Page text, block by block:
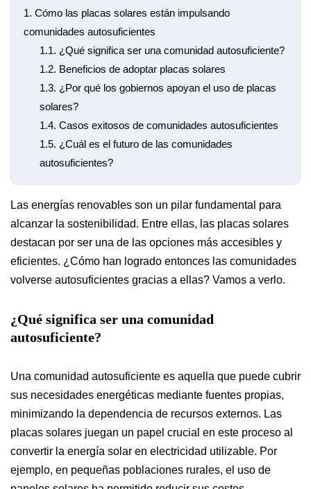
1. Cómo las placas solares están impulsando
comunidades autosuficientes
1.1. ¿Qué significa ser una comunidad autosuficiente?
1.2. Beneficios de adoptar placas solares
1.3. ¿Por qué los gobiernos apoyan el uso de placas
solares?
1.4. Casos exitosos de comunidades autosuficientes
1.5. ¿Cuál es el futuro de las comunidades
autosuficientes?
Las energías renovables son un pilar fundamental para
alcanzar la sostenibilidad. Entre ellas, las placas solares
destacan por ser una de las opciones más accesibles y
eficientes. ¿Cómo han logrado entonces las comunidades
volverse autosuficientes gracias a ellas? Vamos a verlo.
¿Qué significa ser una comunidad
autosuficiente?
Una comunidad autosuficiente es aquella que puede cubrir
sus necesidades energéticas mediante fuentes propias,
minimizando la dependencia de recursos externos. Las
placas solares juegan un papel crucial en este proceso al
convertir la energía solar en electricidad utilizable. Por
ejemplo, en pequeñas poblaciones rurales, el uso de